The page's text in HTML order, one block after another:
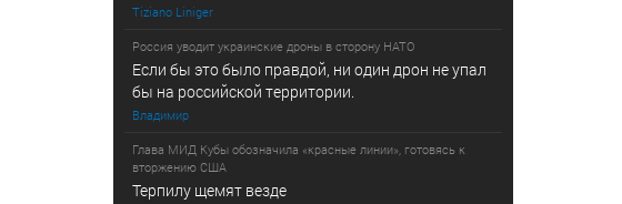
Tiziano Liniger
Россия уводит украинские дроны в сторону НАТО
Если бы это было правдой, ни один дрон не упал
бы на российской территории.
Владимир
Глава МИД Кубы обозначила «красные линии», готовясь к
вторжению США
Терпилу щемят везде